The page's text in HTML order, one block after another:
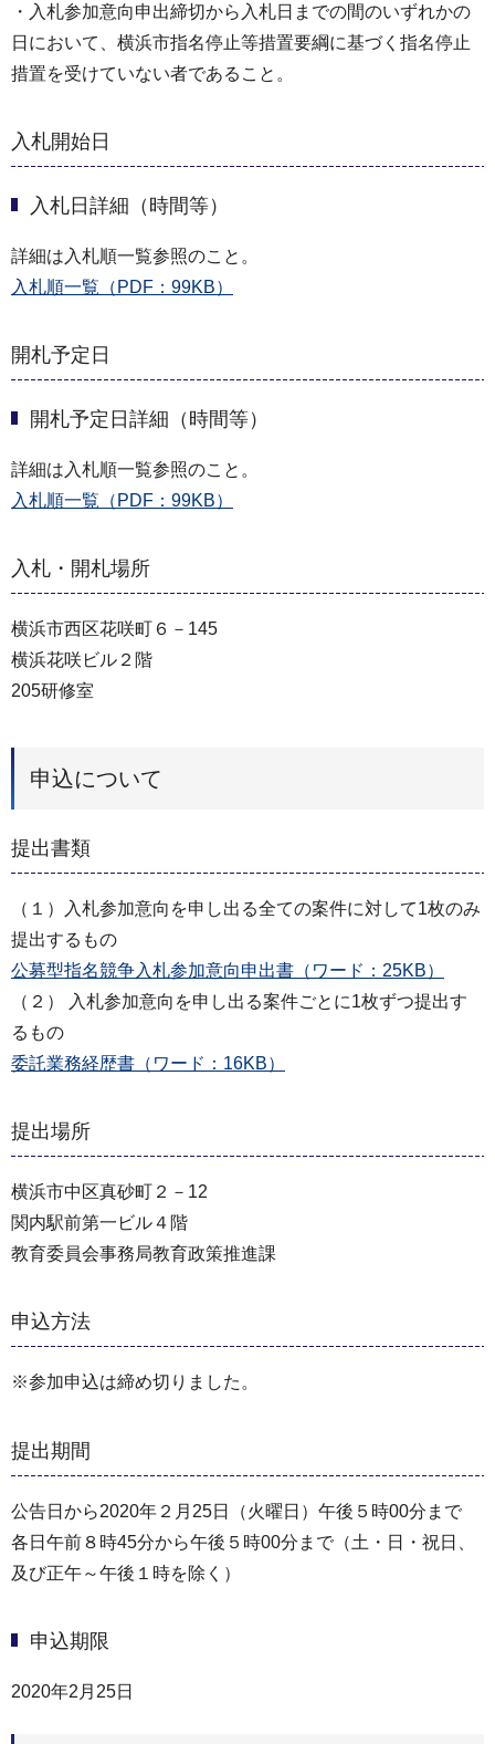
・入札参加意向申出締切から入札日までの間のいずれかの
日において、横浜市指名停止等措置要綱に基づく指名停止
措置を受けていない者であること。
入札開始日
入札日詳細（時間等）
詳細は入札順一覧参照のこと。
入札順一覧（PDF：99KB）
開札予定日
開札予定日詳細（時間等）
詳細は入札順一覧参照のこと。
入札順一覧（PDF：99KB）
入札・開札場所
横浜市西区花咲町６－145
横浜花咲ビル２階
205研修室
申込について
提出書類
（１）入札参加意向を申し出る全ての案件に対して1枚のみ
提出するもの
公募型指名競争入札参加意向申出書（ワード：25KB）
（２） 入札参加意向を申し出る案件ごとに1枚ずつ提出す
るもの
委託業務経歴書（ワード：16KB）
提出場所
横浜市中区真砂町２－12
関内駅前第一ビル４階
教育委員会事務局教育政策推進課
申込方法
※参加申込は締め切りました。
提出期間
公告日から2020年２月25日（火曜日）午後５時00分まで
各日午前８時45分から午後５時00分まで（土・日・祝日、
及び正午～午後１時を除く）
申込期限
2020年2月25日